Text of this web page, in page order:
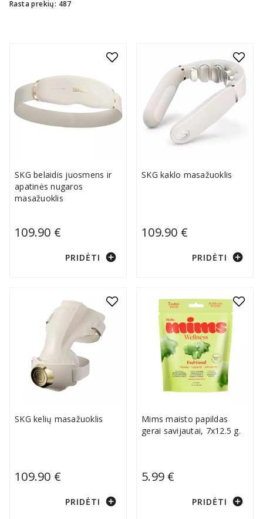
Rasta prekių: 487
SKG belaidis juosmens ir
apatinės nugaros
masažuoklis
109.90 €
PRIDĖTI add_circle
SKG kaklo masažuoklis
109.90 €
PRIDĖTI add_circle
SKG kelių masažuoklis
109.90 €
PRIDĖTI add_circle
Mims maisto papildas
gerai savijautai, 7x12.5 g.
5.99 €
PRIDĖTI add_circle